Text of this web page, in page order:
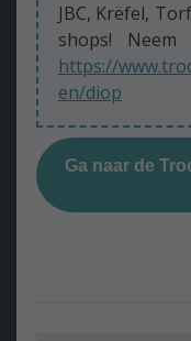
JBC, Krëfel,
shops!
https://
en/diop
Ga naar de